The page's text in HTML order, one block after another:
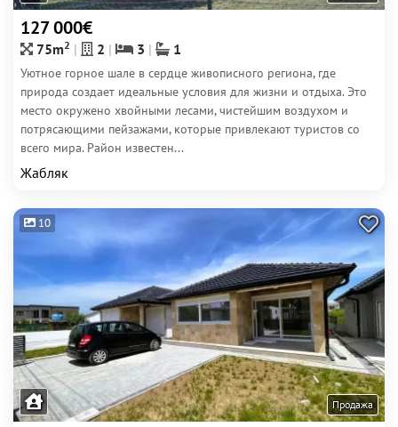
127 000€
75m2 2 3 1
Уютное горное шале в сердце живописного региона, где
природа создает идеальные условия для жизни и отдыха. Это
место окружено хвойными лесами, чистейшим воздухом и
потрясающими пейзажами, которые привлекают туристов со
всего мира. Район известен...
Жабляк
10
Продажа